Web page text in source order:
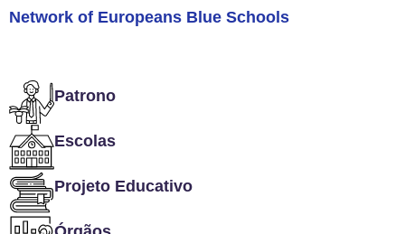
Network of Europeans Blue Schools
Patrono
Escolas
Projeto Educativo